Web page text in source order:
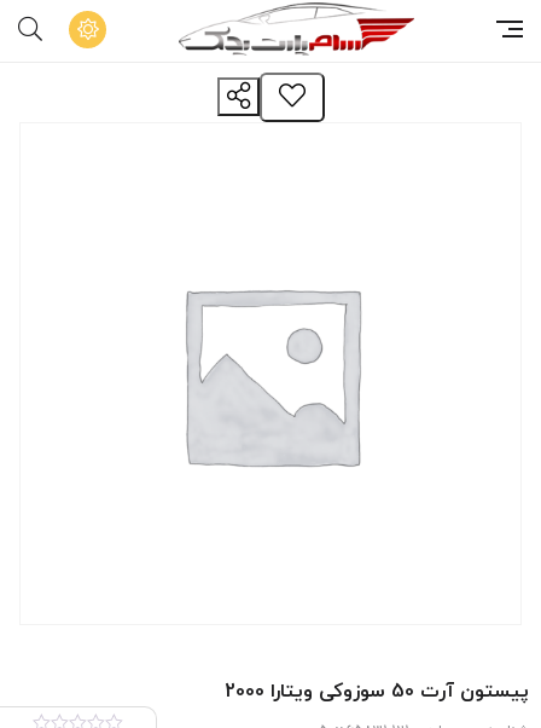
پیستون آرت 50 سوزوکی ویتارا 2000